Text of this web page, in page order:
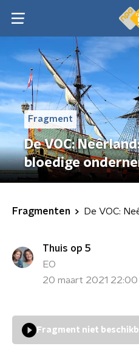
Fragment
De VOC:
bloedige
Fragmenten
Thuis op 5
EO
20 maart 2021
Fragment niet